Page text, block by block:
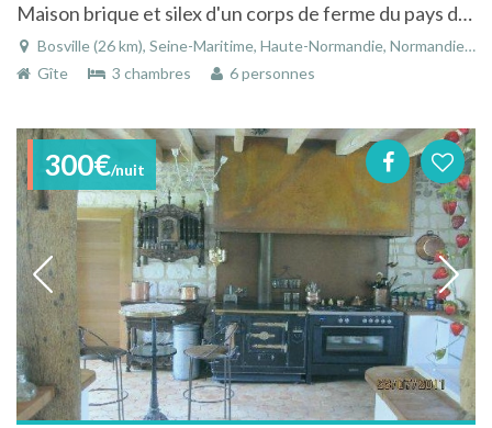
Maison brique et silex d'un corps de ferme du pays de Caux, 15 km de la mer.
Bosville (26 km), Seine-Maritime, Haute-Normandie, Normandie, France
Gîte
3 chambres 6 personnes
300€/nuit